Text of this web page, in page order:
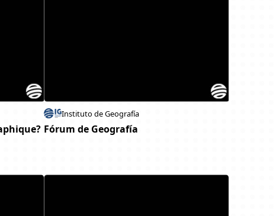
Instituto de Geografía
Fórum de Geografía